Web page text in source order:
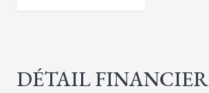
DÉTAIL FINANCIER